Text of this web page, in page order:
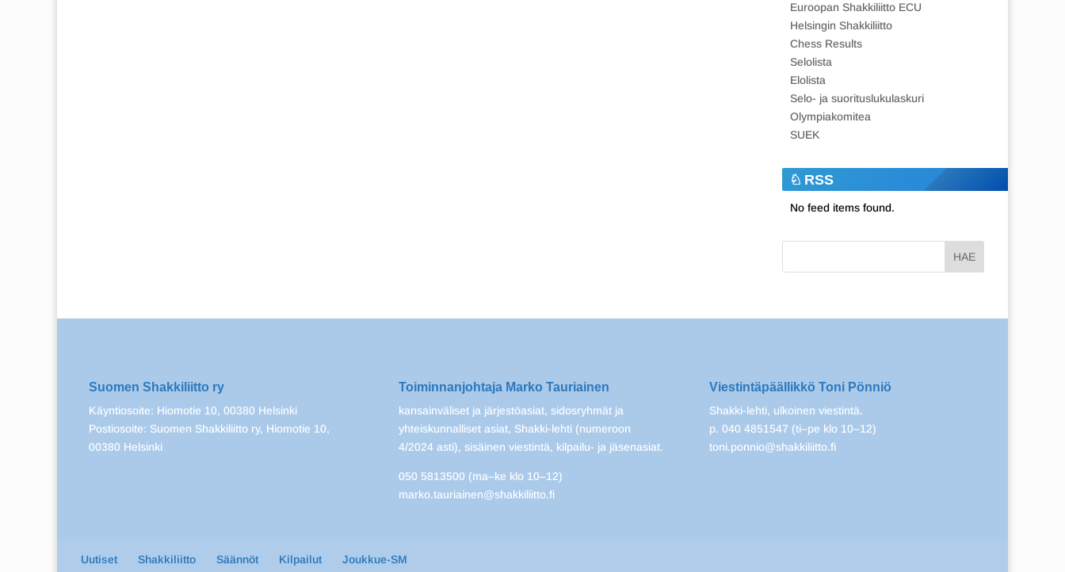
Euroopan Shakkiliitto ECU
Helsingin Shakkiliitto
Chess Results
Selolista
Elolista
Selo- ja suorituslukulaskuri
Olympiakomitea
SUEK
RSS
No feed items found.
Suomen Shakkiliitto ry
Käyntiosoite: Hiomotie 10, 00380 Helsinki
Postiosoite: Suomen Shakkiliitto ry, Hiomotie 10,
00380 Helsinki
Toiminnanjohtaja Marko Tauriainen
kansainväliset ja järjestöasiat, sidosryhmät ja
yhteiskunnalliset asiat, Shakki-lehti (numeroon
4/2024 asti), sisäinen viestintä, kilpailu- ja jäsenasiat.
050 5813500 (ma–ke klo 10–12)
marko.tauriainen@shakkiliitto.fi
Viestintäpäällikkö Toni Pönniö
Shakki-lehti, ulkoinen viestintä.
p. 040 4851547 (ti–pe klo 10–12)
toni.ponnio@shakkiliitto.fi
Uutiset Shakkiliitto Säännöt Kilpailut Joukkue-SM